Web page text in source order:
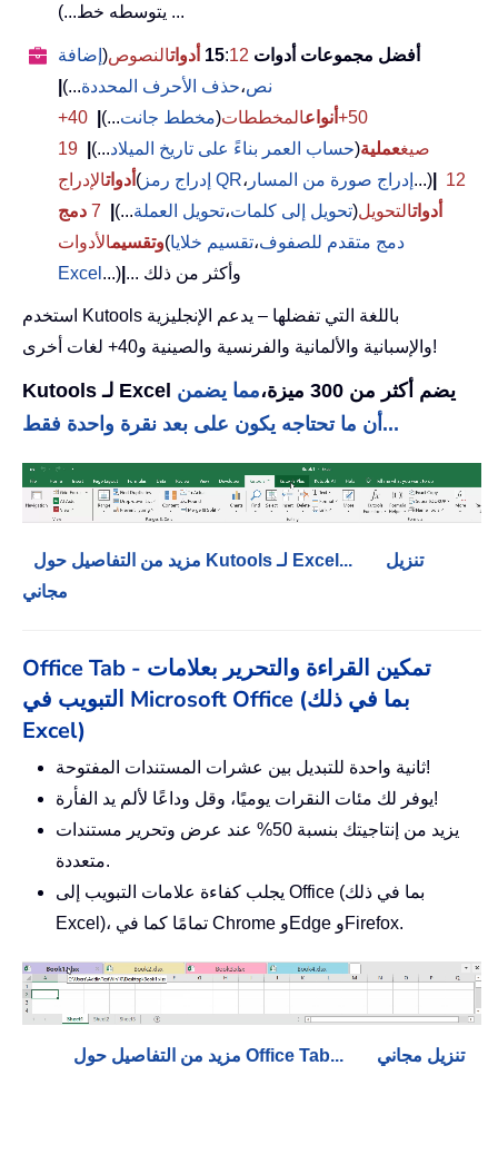
يتوسطه خط...) ...
أفضل مجموعات أدوات 15 :12 أدواتالنصوص( إضافة
نص،حذف الأحرف المحددة...)
50+
أنواعالمخططات(مخطط جانت...)
40+
صيغعملية(حساب العمر بناءً على تاريخ الميلاد...)
19
أدواتالإدراج ( إدراج رمز QR، إدراج صورة من المسار ...)
12
أدواتالتحويل(تحويل إلى كلمات،تحويل العملة...)
7 دمج
وتقسيمالأدوات ( دمج متقدم للصفوف،تقسيم خلايا
Excel ...) ... وأكثر من ذلك
استخدم Kutools باللغة التي تفضلها – يدعم الإنجليزية
والإسبانية والألمانية والفرنسية والصينية و40+ لغات أخرى!
Kutools لـ Excel يضم أكثر من 300 ميزة،
مما يضمن
أن ما تحتاجه يكون على بعد نقرة واحدة فقط...
مزيد من التفاصيل حول Kutools لـ Excel...
تنزيل
مجاني
Office Tab - تمكين القراءة والتحرير بعلامات
التبويب في Microsoft Office (بما في ذلك
Excel)
ثانية واحدة للتبديل بين عشرات المستندات المفتوحة!
يوفر لك مئات النقرات يوميًا، وقل وداعًا لألم يد الفأرة!
يزيد من إنتاجيتك بنسبة 50% عند عرض وتحرير مستندات
متعددة.
يجلب كفاءة علامات التبويب إلى Office (بما في ذلك
Excel)، تمامًا كما في Chrome وEdge وFirefox.
مزيد من التفاصيل حول Office Tab... تنزيل مجاني